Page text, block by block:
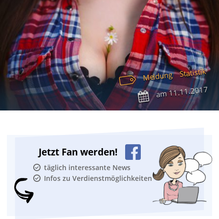
Meldung Statistik
am11.11.2017
Jetzt Fan werden!
täglich interessante News
Infos zu Verdienstmöglichkeiten